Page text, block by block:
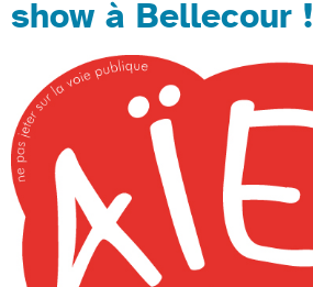
show à Bellecour !